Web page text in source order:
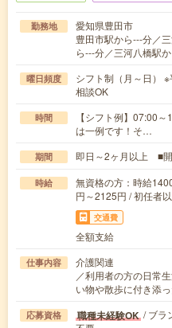
勤務地
愛知県豊田市
豊田市駅から---分／
ら---分／三河八橋駅
曜日頻度
シフト制（月～日）
相談OK
時間
【シフト例】07:00
は一例です！そ…
期間 即日～2ヶ月以上 ■開
時給
無資格の方：時給
円～2125円 / 初任者
交通費
全額支給
仕事内容
介護関連
／利用者の方の日常
い物や散歩に付き添
応募資格 職種未経験OK / ブラ